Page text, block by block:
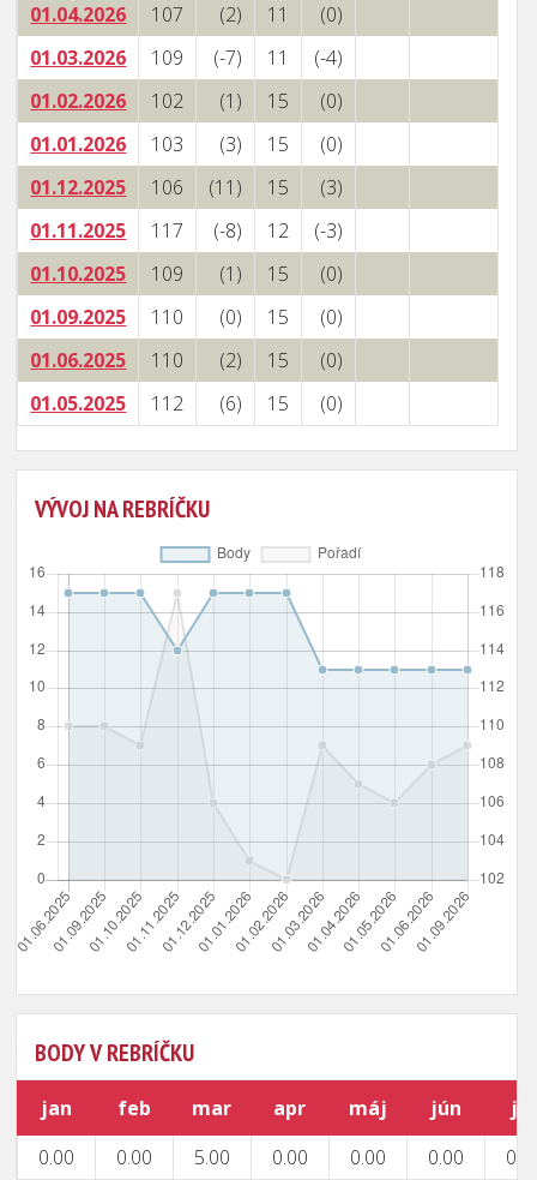
01.04.2026
107 (2) 11
(0)
01.03.2026
109 (-7) 11
(-4)
01.02.2026
102 (1) 15
(0)
01.01.2026
103 (3) 15
(0)
01.12.2025
106 (11) 15
(3)
01.11.2025
117 (-8) 12
(-3)
01.10.2025
109 (1) 15
(0)
01.09.2025
110 (0) 15
(0)
01.06.2025
110 (2) 15
(0)
01.05.2025
112 (6) 15 (0)
VÝVOJ NA REBRÍČKU
BODY V REBRÍČKU
jan feb mar apr máj jún
júl
0.00
0.00 5.00 0.00 0.00 0.00